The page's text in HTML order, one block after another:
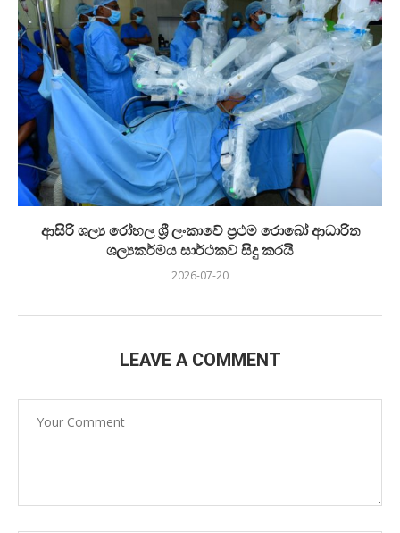
ආසිරි ශල්‍ය රෝහල ශ්‍රී ලංකාවේ ප්‍රථම රොබෝ ආධාරිත
ශල්‍යකර්මය සාර්ථකව සිදු කරයි
2026-07-20
LEAVE A COMMENT